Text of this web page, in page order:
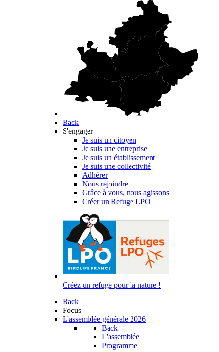
Back
S'engager
Je suis un citoyen
Je suis une entreprise
Je suis un établissement
Je suis une collectivité
Adhérer
Nous rejoindre
Grâce à vous, nous agissons
Créer un Refuge LPO
Créez un refuge pour la nature !
Back
Focus
L'assemblée générale 2026
Back
L'assemblée
Programme